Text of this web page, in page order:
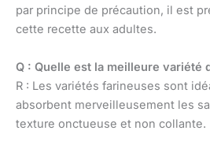
par principe de précaution, il est
cette recette aux adultes.
Q : Quelle est la meilleure variété
R : Les variétés farineuses sont
absorbent merveilleusement les
texture onctueuse et non collante.